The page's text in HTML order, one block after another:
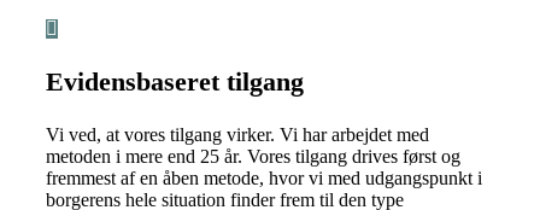
Evidensbaseret tilgang
Vi ved, at vores tilgang virker. Vi har arbejdet med
metoden i mere end 25 år. Vores tilgang drives først og
fremmest af en åben metode, hvor vi med udgangspunkt i
borgerens hele situation finder frem til den type